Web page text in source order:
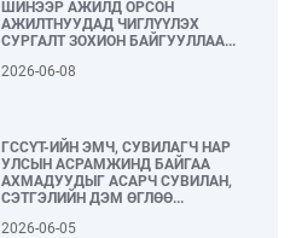
ШИНЭЭР АЖИЛД ОРСОН
АЖИЛТНУУДАД ЧИГЛҮҮЛЭХ
СУРГАЛТ ЗОХИОН БАЙГУУЛЛАА...
2026-06-08
ГССҮТ-ИЙН ЭМЧ, СУВИЛАГЧ НАР
УЛСЫН АСРАМЖИНД БАЙГАА
АХМАДУУДЫГ АСАРЧ СУВИЛАН,
СЭТГЭЛИЙН ДЭМ ӨГЛӨӨ...
2026-06-05